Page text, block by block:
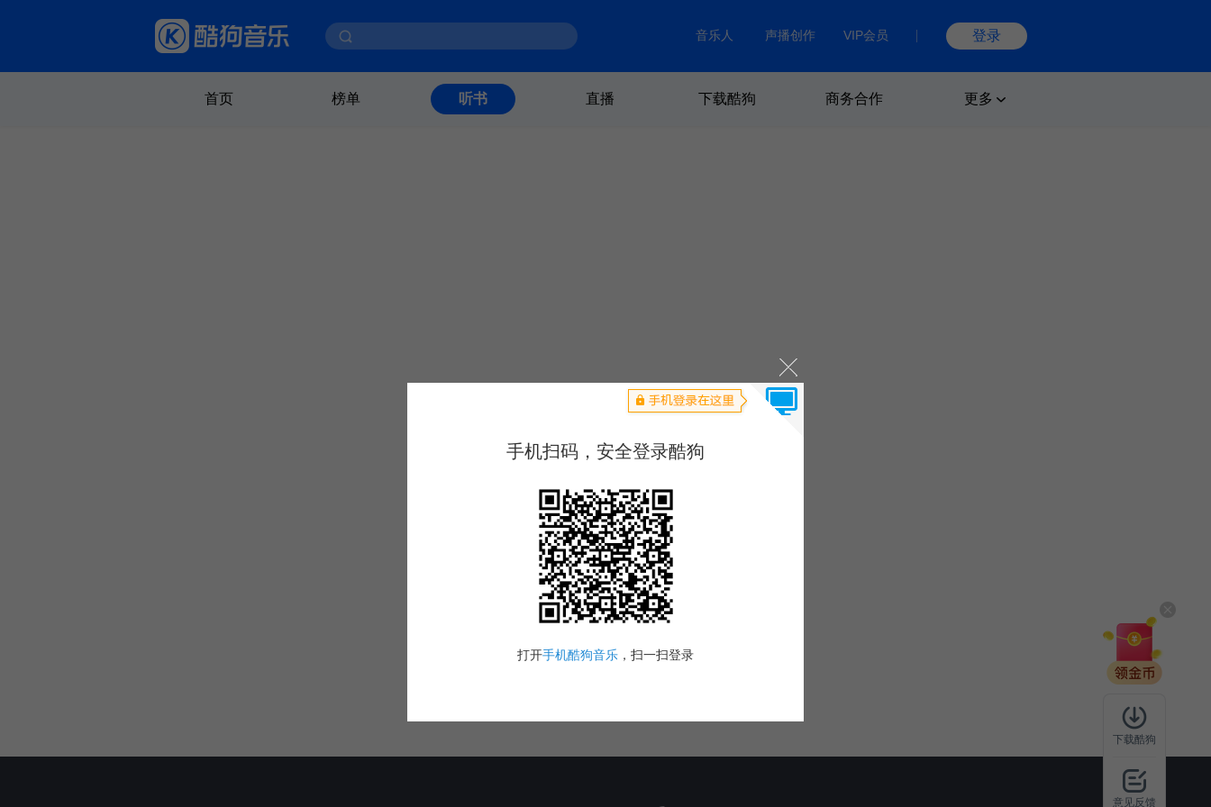
音乐人 声播创作 VIP会员 登录
首页 榜单 听书 直播 下载酷狗 商务合作 更多
下载酷狗
意见反馈